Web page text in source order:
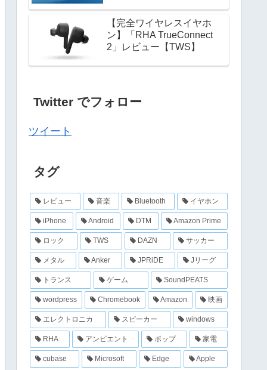
【完全ワイヤレスイヤホ
ン】「RHA TrueConnect
2」レビュー【TWS】
Twitter でフォロー
ツイート
タグ
レビュー 音楽 Bluetooth イヤホン
iPhone Android DTM Amazon Prime
ロック TWS DAZN サッカー
メタル Anker JPRiDE Jリーグ
トランス ゲーム SoundPEATS
wordpress Chromebook Amazon 映画
エレクトロニカ スピーカー windows
RHA アンビエント ポップ 家電
cubase Microsoft Edge Apple